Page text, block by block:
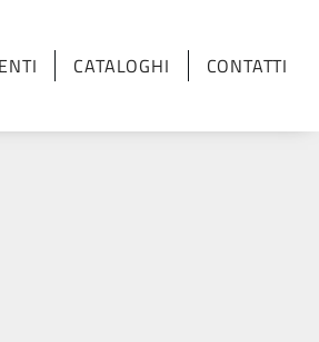
CATALOGHI CONTATTI